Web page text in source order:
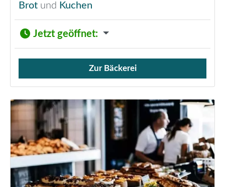
Brot und Kuchen
Jetzt geöffnet:
Verkauf von Brötchen,
Zur Bäckerei